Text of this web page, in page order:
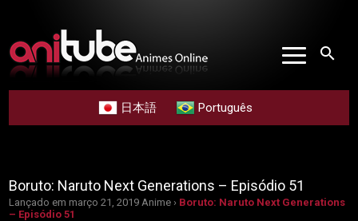
search
日本語 Português
Boruto: Naruto Next Generations – Episódio 51
Lançado em março 21, 2019 Anime › Boruto: Naruto Next Generations
– Episódio 51